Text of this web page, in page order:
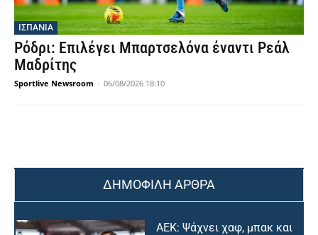
ΙΣΠΑΝΙΑ
Ρόδρι: Επιλέγει Μπαρτσελόνα έναντι Ρεάλ
Μαδρίτης
Sportlive Newsroom - 06/08/2026 18:10
ΔΗΜΟΦΙΛΗ ΑΡΘΡΑ
ΑΕΚ: Ψάχνει χαφ, μπακ και